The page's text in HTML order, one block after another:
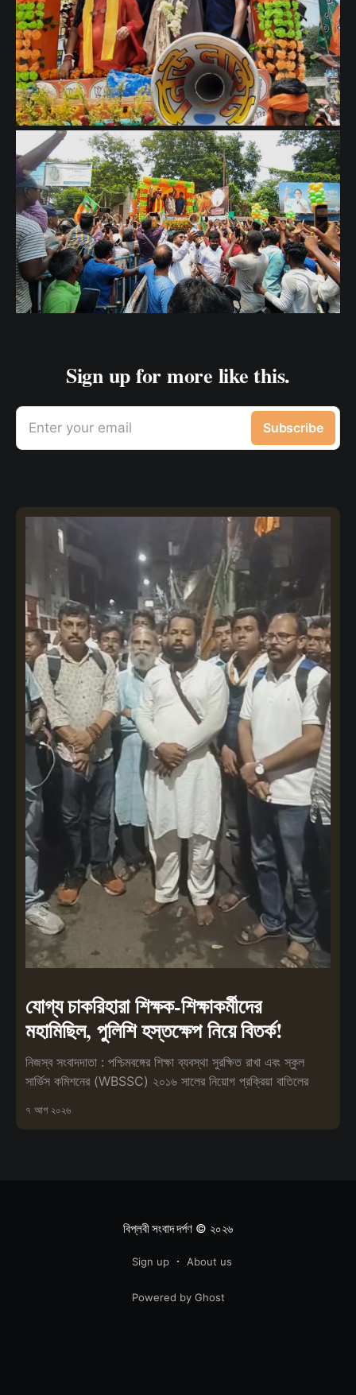
Sign up for more like this.
Enter your email Subscribe
যোগ্য চাকরিহারা শিক্ষক-শিক্ষাকর্মীদের
মহামিছিল, পুলিশি হস্তক্ষেপ নিয়ে বিতর্ক!
নিজস্ব সংবাদদাতা : পশ্চিমবঙ্গের শিক্ষা ব্যবস্থা সুরক্ষিত রাখা এবং স্কুল
সার্ভিস কমিশনের (WBSSC) ২০১৬ সালের নিয়োগ প্রক্রিয়া বাতিলের
৭ আগ ২০২৬
বিপ্লবী সংবাদ দর্পণ© ২০২৬
Sign up About us
Powered by Ghost